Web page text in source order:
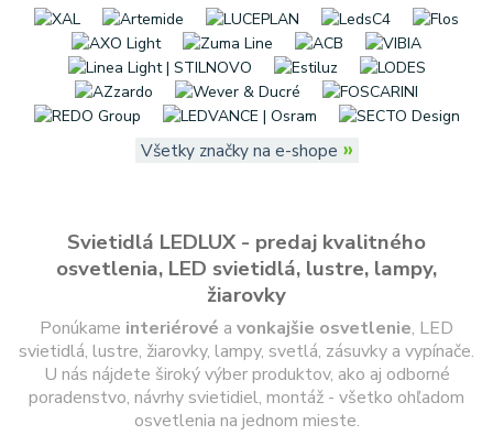
Všetky značky na e-shope »
Svietidlá LEDLUX - predaj kvalitného
osvetlenia, LED svietidlá, lustre, lampy,
žiarovky
Ponúkame interiérové a vonkajšie osvetlenie, LED
svietidlá, lustre, žiarovky, lampy, svetlá, zásuvky a vypínače.
U nás nájdete široký výber produktov, ako aj odborné
poradenstvo, návrhy svietidiel, montáž - všetko ohľadom
osvetlenia na jednom mieste.